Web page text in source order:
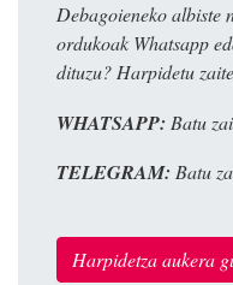
Debagoieneko albiste
ordukoak Whatsapp
dituzu? Harpidetu
WHATSAPP: Batu
TELEGRAM: Batu
Harpidetza aukera